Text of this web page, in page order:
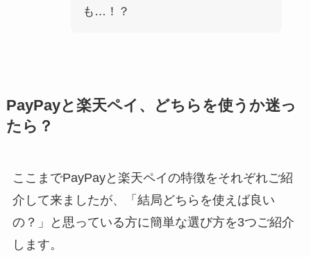
も…！？
PayPayと楽天ペイ、どちらを使うか迷っ
たら？
ここまでPayPayと楽天ペイの特徴をそれぞれご紹
介して来ましたが、「結局どちらを使えば良い
の？」と思っている方に簡単な選び方を3つご紹介
します。